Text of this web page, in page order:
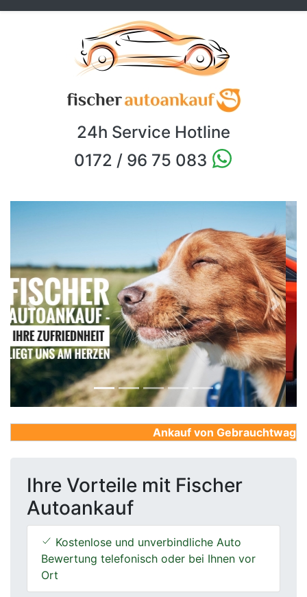
24h Service Hotline
0172 / 96 75 083
Previous Next
Ankauf von
Ihre Vorteile mit Fischer
Autoankauf
Kostenlose und unverbindliche Auto
Bewertung telefonisch oder bei Ihnen vor
Ort